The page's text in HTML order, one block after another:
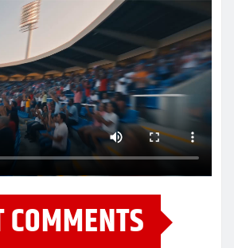
COMMENTS